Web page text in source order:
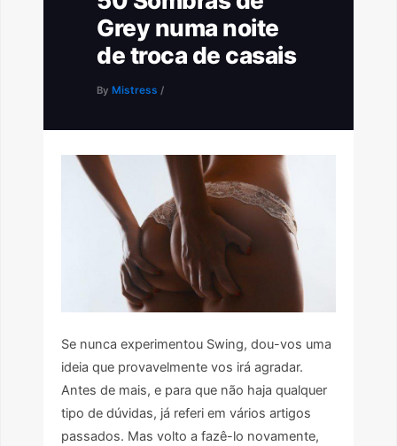
Grey numa noite
de troca de casais
By Mistress /
Se nunca experimentou Swing, dou-vos uma
ideia que provavelmente vos irá agradar.
Antes de mais, e para que não haja qualquer
tipo de dúvidas, já referi em vários artigos
passados. Mas volto a fazê-lo novamente,